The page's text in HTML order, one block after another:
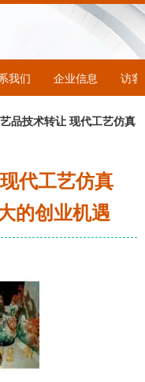
我们 企业信息 访客
品技术转让 现代工艺仿真
代工艺仿真
的创业机遇